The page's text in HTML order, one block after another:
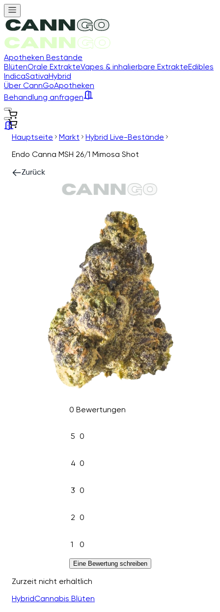
Apotheken Bestände
BlütenOrale ExtrakteVapes & inhalierbare ExtrakteEdibles
IndicaSativaHybrid
Über CannGoApotheken
Behandlung anfragen
Hauptseite Markt
Hybrid Live-Bestände
Endo Canna MSH 26/1 Mimosa Shot
Zurück
0 Bewertungen
5 0
4 0
3 0
2 0
1 0
Eine Bewertung schreiben
Zurzeit nicht erhältlich
HybridCannabis Blüten